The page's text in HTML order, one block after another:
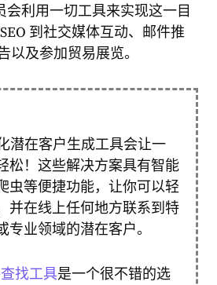
会利用一切工具来实现这一目
到社交媒体互动、邮件推
以及参加贸易展览。
潜在客户生成工具会让一
松！这些解决方案具有智能
虫等便捷功能，让你可以轻
并在线上任何地方联系到特
专业领域的潜在客户。
找工具是一个很不错的选